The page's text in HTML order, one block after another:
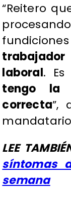
“Reitero
laboral.
tengo la
correcta”,
LEE
síntomas
semana